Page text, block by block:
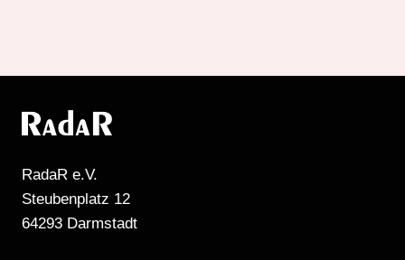
RadaR e.V.
Steubenplatz 12
64293 Darmstadt